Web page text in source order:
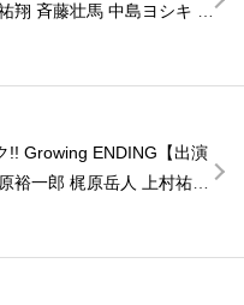
翔 斉藤壮馬 中島ヨシキ 梶
駿輔 江口拓也 広瀬裕也
!! Growing ENDING【出演
裕一郎 梶原岳人 上村祐翔
内駿輔 中島ヨシキ 斉藤壮